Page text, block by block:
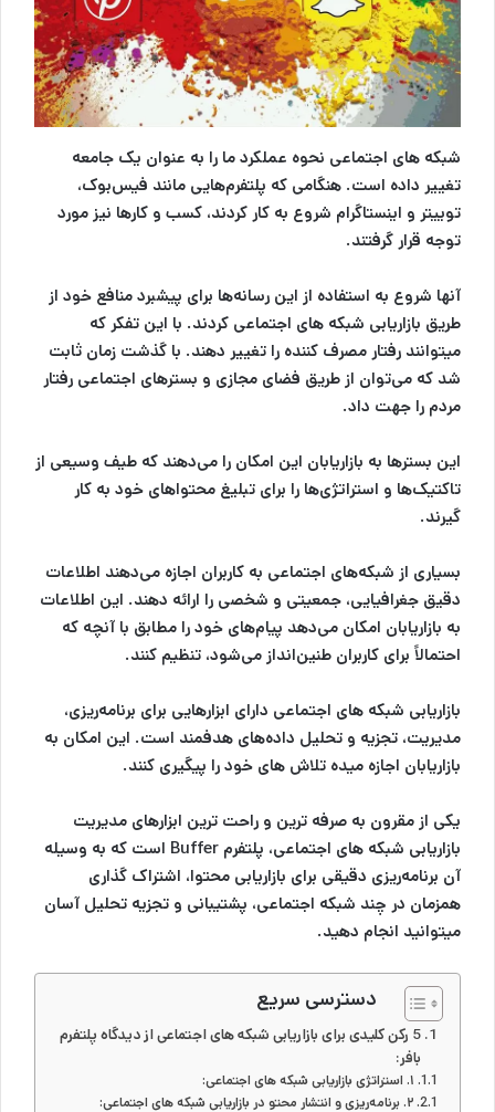
شبکه های اجتماعی نحوه عملکرد ما را به عنوان یک جامعه
تغییر داده است. هنگامی که پلتفرم‌هایی مانند فیس‌بوک،
توییتر و اینستاگرام شروع به کار کردند، کسب‌ و‌ کارها نیز مورد
توجه قرار گرفتند.
آنها شروع به استفاده از این رسانه‌ها برای پیشبرد منافع خود از
طریق بازاریابی شبکه های اجتماعی کردند. با این تفکر که
‌میتوانند رفتار مصرف کننده را تغییر دهند. با گذشت زمان ثابت
شد که می‌توان از طریق فضای مجازی و بسترهای اجتماعی رفتار
مردم را جهت داد‌.
این بسترها به بازاریابان این امکان را می‌دهند که طیف وسیعی از
تاکتیک‌ها و استراتژی‌ها را برای تبلیغ محتواهای خود به کار
گیرند.
بسیاری از شبکه‌های اجتماعی به کاربران اجازه‌ می‌دهند اطلاعات
دقیق جغرافیایی، جمعیتی و شخصی را ارائه دهند. این اطلاعات
به بازاریابان امکان می‌دهد پیام‌های خود را مطابق با آنچه که
احتمالاً برای کاربران طنین‌انداز می‌شود، تنظیم کنند.
بازاریابی شبکه های اجتماعی دارای ابزارهایی برای برنامه‌ریزی،
مدیریت، تجزیه و تحلیل داده‌های هدفمند است. این امکان به
بازاریابان اجازه میده تلاش های خود را پیگیری کنند.
یکی از مقرون به صرفه ترین و راحت ترین ابزارهای مدیریت
بازاریابی شبکه های اجتماعی، پلتفرم Buffer است که به وسیله
آن برنامه‌ریزی دقیقی برای بازاریابی محتوا، اشتراک گذاری
همزمان در چند شبکه اجتماعی، پشتیبانی و تجزیه تحلیل آسان
میتوانید انجام دهید.
دسترسی سریع
5 رکن کلیدی برای بازاریابی شبکه های اجتماعی از دیدگاه پلتفرم
بافر:
۱. استراتژی بازاریابی شبکه های اجتماعی:
۲. برنامه‌ریزی و انتشار محتو در بازاریابی شبکه های اجتماعی: